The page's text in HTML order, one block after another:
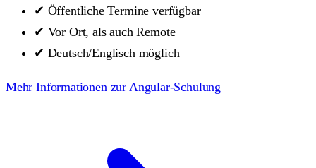
✔ Öffentliche Termine verfügbar
✔ Vor Ort, als auch Remote
✔ Deutsch/Englisch möglich
Mehr Informationen zur Angular-Schulung